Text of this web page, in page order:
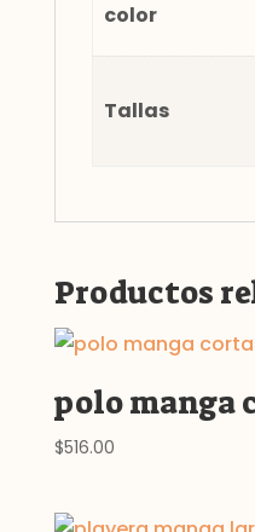
color
Tallas
Productos
polo manga
$516.00